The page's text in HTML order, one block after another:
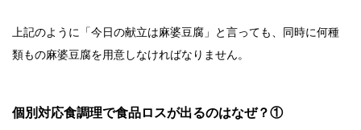
上記のように「今日の献立は麻婆豆腐」と言っても、同時に何種
類もの麻婆豆腐を用意しなければなりません。
個別対応食調理で食品ロスが出るのはなぜ？①